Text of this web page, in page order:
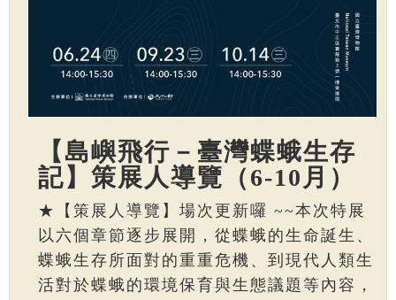
【島嶼飛行－臺灣蝶蛾生存
記】策展人導覽（6-10月）
★【策展人導覽】場次更新囉 ~~本次特展
以六個章節逐步展開，從蝶蛾的生命誕生、
蝶蛾生存所面對的重重危機、到現代人類生
活對於蝶蛾的環境保育與生態議題等內容，